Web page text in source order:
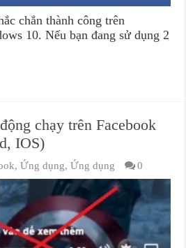
chắn thành công trên
10. Nếu bạn đang sử dụng 2
chạy trên Facebook
IOS)
,Ứng dụng,Ứng dụng 0